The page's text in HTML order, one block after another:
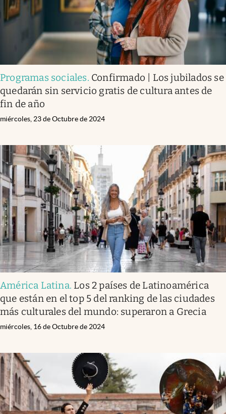
Programas sociales. Confirmado | Los jubilados se
quedarán sin servicio gratis de cultura antes de
fin de año
miércoles, 23 de Octubre de 2024
América Latina. Los 2 países de Latinoamérica
que están en el top 5 del ranking de las ciudades
más culturales del mundo: superaron a Grecia
miércoles, 16 de Octubre de 2024